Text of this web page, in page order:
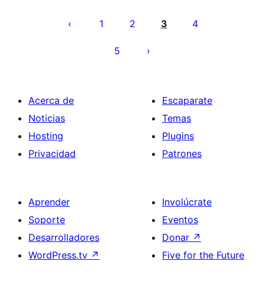
1 2 3 4
5
Acerca de
Noticias
Hosting
Privacidad
Escaparate
Temas
Plugins
Patrones
Aprender
Soporte
Desarrolladores
WordPress.tv ↗
Involúcrate
Eventos
Donar ↗
Five for the Future